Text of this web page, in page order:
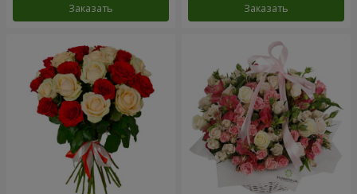
Заказать Заказать